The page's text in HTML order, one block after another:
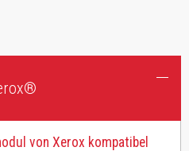
von Xerox kompatibel